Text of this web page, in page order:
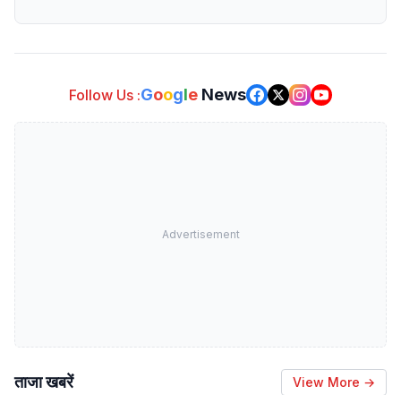
Follow Us :Google News
Advertisement
ताजा खबरें View More →